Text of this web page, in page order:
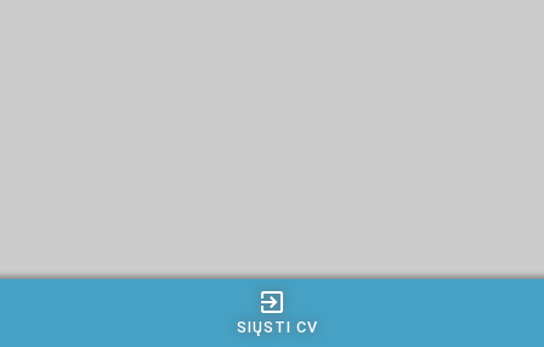
exit_to_app
SIŲSTI CV